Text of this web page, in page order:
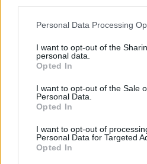
Personal Data Processing
I want to opt-out of the
personal data.
Opted In
I want to opt-out of the Sale
Personal Data.
Opted In
I want to opt-out of
Personal Data for Targeted
Opted In
Γιάννης
Γιατί δεν είναι
Τα έχει πει όλα
πει τι πρέπει να
γυναίκα, τι να σου
τι κάνεις σε μία